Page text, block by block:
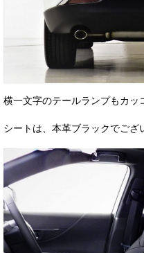
横一文字のテールランプもカッ
シートは、本革ブラックでござ